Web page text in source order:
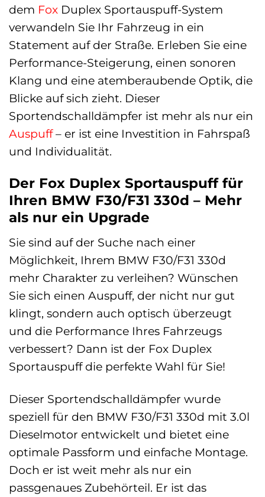
dem Fox Duplex Sportauspuff-System
verwandeln Sie Ihr Fahrzeug in ein
Statement auf der Straße. Erleben Sie eine
Performance-Steigerung, einen sonoren
Klang und eine atemberaubende Optik, die
Blicke auf sich zieht. Dieser
Sportendschalldämpfer ist mehr als nur ein
Auspuff– er ist eine Investition in Fahrspaß
und Individualität.
Der Fox Duplex Sportauspuff für
Ihren BMW F30/F31 330d – Mehr
als nur ein Upgrade
Sie sind auf der Suche nach einer
Möglichkeit, Ihrem BMW F30/F31 330d
mehr Charakter zu verleihen? Wünschen
Sie sich einen Auspuff, der nicht nur gut
klingt, sondern auch optisch überzeugt
und die Performance Ihres Fahrzeugs
verbessert? Dann ist der Fox Duplex
Sportauspuff die perfekte Wahl für Sie!
Dieser Sportendschalldämpfer wurde
speziell für den BMW F30/F31 330d mit 3.0l
Dieselmotor entwickelt und bietet eine
optimale Passform und einfache Montage.
Doch er ist weit mehr als nur ein
passgenaues Zubehörteil. Er ist das